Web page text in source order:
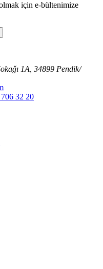
için e-bültenimize
1A, 34899 Pendik/
32 20